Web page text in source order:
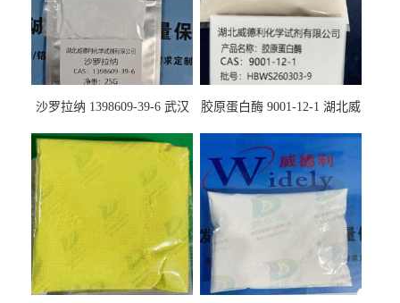
沙罗拉纳 1398609-39-6 武汉
胶原蛋白酶 9001-12-1 湖北威